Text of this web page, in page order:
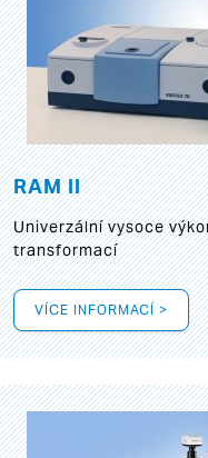
RAM II
Univerzální vysoce
transformací
VÍCE INFORMACÍ >